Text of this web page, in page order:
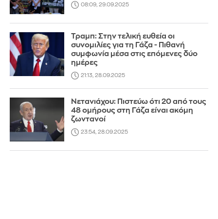
08:09, 29.09.2025
Τραμπ: Στην τελική ευθεία οι
συνομιλίες για τη Γάζα - Πιθανή
συμφωνία μέσα στις επόμενες δύο
ημέρες
21:13, 28.09.2025
Νετανιάχου: Πιστεύω ότι 20 από τους
48 ομήρους στη Γάζα είναι ακόμη
ζωντανοί
23:54, 28.09.2025